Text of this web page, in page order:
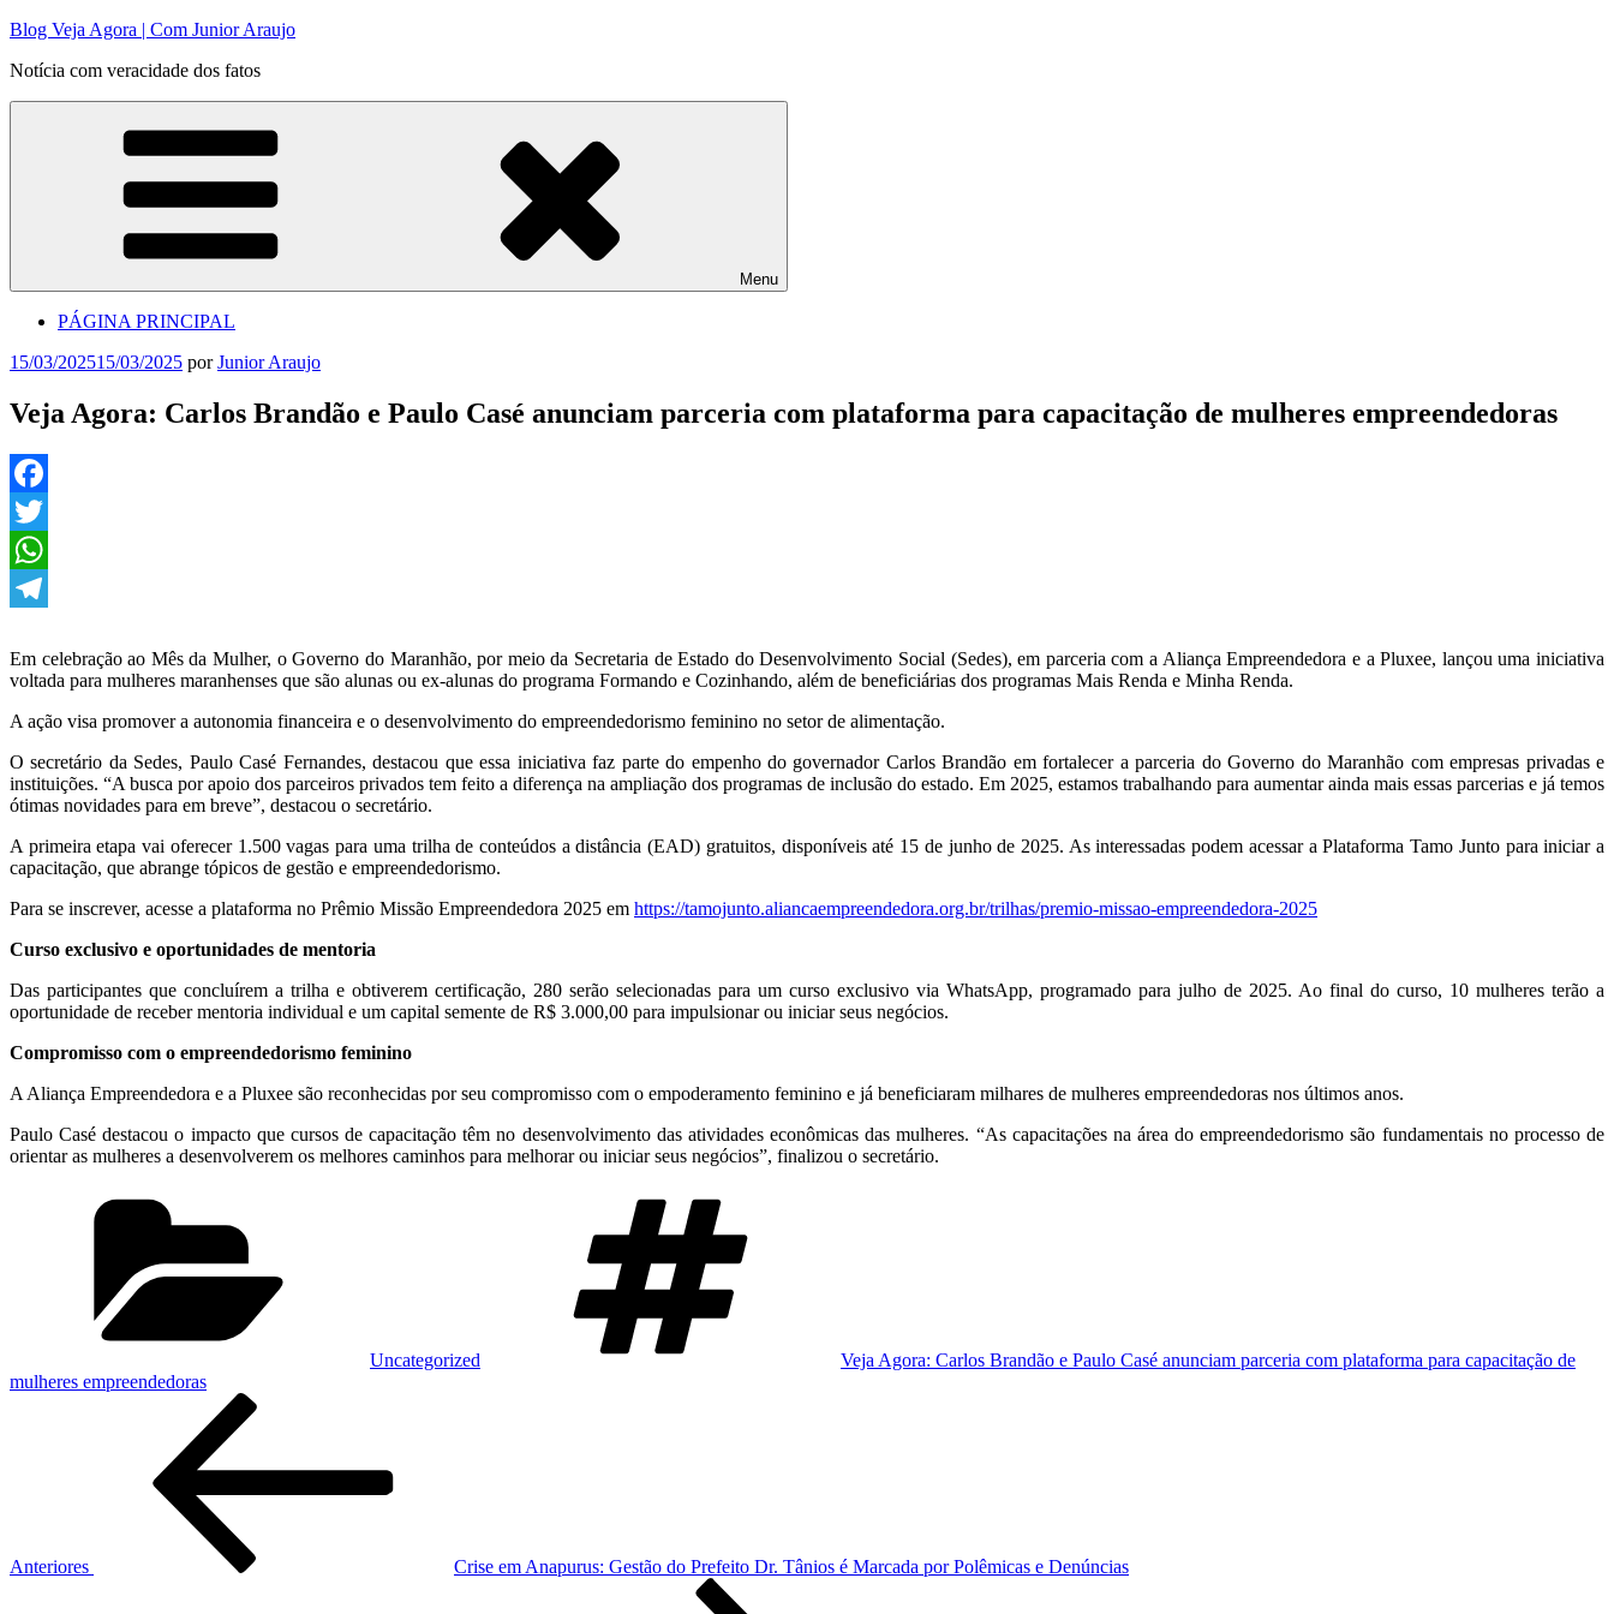
Pular
o
Blog Veja Agora | Com Junior Araujo
Notícia com veracidade dos fatos
Menu
PÁGINA PRINCIPAL
Publicado
15/03/202515/03/2025 porJunior Araujo
Veja Agora: Carlos Brandão e Paulo Casé anunciam parceria com plataforma para capacitação de mulheres empreendedoras
Facebook
Twitter
WhatsApp
Em celebração ao Mês da Mulher, o Governo do Maranhão, por meio da Secretaria de Estado do Desenvolvimento Social (Sedes), em parceria com a Aliança Empreendedora e a Pluxee, lançou uma iniciativa
voltada para mulheres maranhenses que são alunas ou ex-alunas do programa Formando e Cozinhando, além de beneficiárias dos programas Mais Renda e Minha Renda.
A ação visa promover a autonomia financeira e o desenvolvimento do empreendedorismo feminino no setor de alimentação.
O secretário da Sedes, Paulo Casé Fernandes, destacou que essa iniciativa faz parte do empenho do governador Carlos Brandão em fortalecer a parceria do Governo do Maranhão com empresas privadas e
instituições. “A busca por apoio dos parceiros privados tem feito a diferença na ampliação dos programas de inclusão do estado. Em 2025, estamos trabalhando para aumentar ainda mais essas parcerias e já temos
ótimas novidades para em breve”, destacou o secretário.
A primeira etapa vai oferecer 1.500 vagas para uma trilha de conteúdos a distância (EAD) gratuitos, disponíveis até 15 de junho de 2025. As interessadas podem acessar a Plataforma Tamo Junto para iniciar a
capacitação, que abrange tópicos de gestão e empreendedorismo.
Para se inscrever, acesse a plataforma no Prêmio Missão Empreendedora 2025 em https://tamojunto.aliancaempreendedora.org.br/trilhas/premio-missao-empreendedora-2025
Curso exclusivo e oportunidades de mentoria
Das participantes que concluírem a trilha e obtiverem certificação, 280 serão selecionadas para um curso exclusivo via WhatsApp, programado para julho de 2025. Ao final do curso, 10 mulheres terão a
oportunidade de receber mentoria individual e um capital semente de R$ 3.000,00 para impulsionar ou iniciar seus negócios.
Compromisso com o empreendedorismo feminino
A Aliança Empreendedora e a Pluxee são reconhecidas por seu compromisso com o empoderamento feminino e já beneficiaram milhares de mulheres empreendedoras nos últimos anos.
Paulo Casé destacou o impacto que cursos de capacitação têm no desenvolvimento das atividades econômicas das mulheres. “As capacitações na área do empreendedorismo são fundamentais no processo de
orientar as mulheres a desenvolverem os melhores caminhos para melhorar ou iniciar seus negócios”, finalizou o secretário.
Uncategorized
Veja Agora: Carlos Brandão e Paulo Casé anunciam parceria com plataforma para capacitação de
mulheres empreendedoras
Anteriores
Crise em Anapurus: Gestão do Prefeito Dr. Tânios é Marcada por Polêmicas e Denúncias